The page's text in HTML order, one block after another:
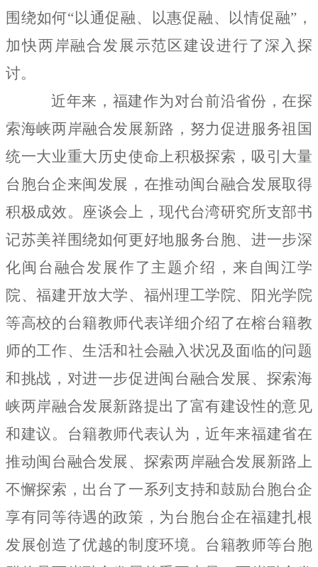
围绕如何“以通促融、以惠促融、以情促融”，
加快两岸融合发展示范区建设进行了深入探
讨。
近年来，福建作为对台前沿省份，在探
索海峡两岸融合发展新路，努力促进服务祖国
统一大业重大历史使命上积极探索，吸引大量
台胞台企来闽发展，在推动闽台融合发展取得
积极成效。座谈会上，现代台湾研究所支部书
记苏美祥围绕如何更好地服务台胞、进一步深
化闽台融合发展作了主题介绍，来自 闽江学
院、福建开放大学、福州理工学院、阳光学院
等高校的台籍教师代表详细介绍了在榕台籍教
师的工作、生活和社会融入状况及面临的问题
和挑战，对进一步促进闽台融合发展、探索海
峡两岸融合发展新路提出了富有建设性的意见
和建议。台籍教师代表认为，近年来福建省在
推动闽台融合发展、探索两岸融合发展新路上
不懈探索，出台了一系列支持和鼓励台胞台企
享有同等待遇的政策，为台胞台企在福建扎根
发展创造了优越的制度环境。台籍教师等台胞